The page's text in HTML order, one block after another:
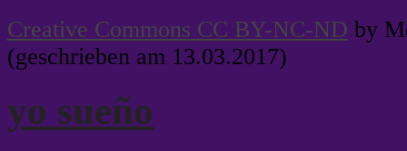
Creative Commons CC BY-NC-ND by
(geschrieben am 13.03.2017)
yo sueño